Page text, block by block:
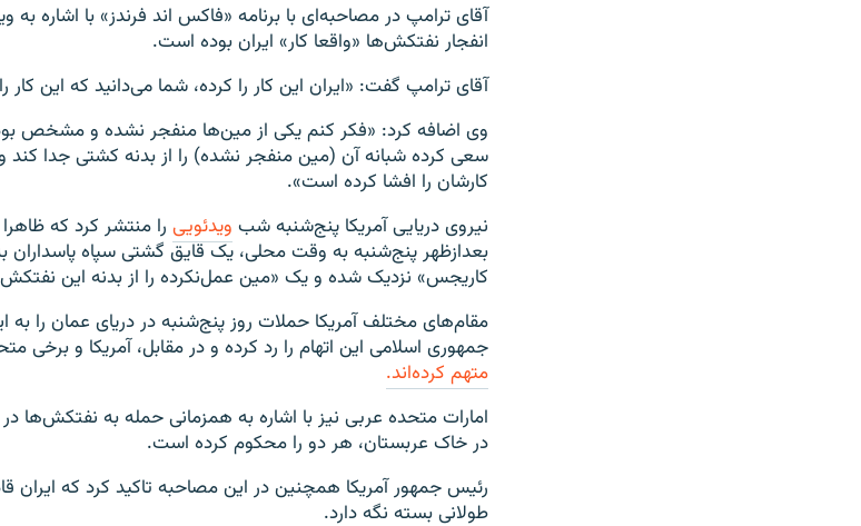
آقای ترامپ در مصاحبه‌ای با برنامه «فاکس اند فرندز» با اشاره
انفجار نفتکش‌ها «واقعا کار» ایران بوده است.
آقای ترامپ گفت: «ایران این کار را کرده، شما می‌دانید که این کار
وی اضافه کرد: «فکر کنم یکی از مین‌ها منفجر نشده و مشخص
سعی کرده شبانه آن (مین منفجر نشده) را از بدنه کشتی جدا
کارشان را افشا کرده است».
نیروی دریایی آمریکا پنج‌شنبه شب ویدئویی
بعدازظهر پنج‌شنبه به وقت محلی، یک قایق گشتی سپاه پاسداران
کاریجس» نزدیک شده و یک «مین عمل‌نکرده را از بدنه این
مقام‌های مختلف آمریکا حملات روز پنج‌شنبه در دریای عمان را به
جمهوری اسلامی این اتهام را رد کرده و در مقابل، آمریکا و برخی
متهم کرده‌اند.
امارات متحده عربی نیز با اشاره به همزمانی حمله به نفتکش‌ها
در خاک عربستان، هر دو را محکوم کرده است.
رئیس جمهور آمریکا همچنین در این مصاحبه تاکید کرد که ایران
طولانی بسته نگه دارد.